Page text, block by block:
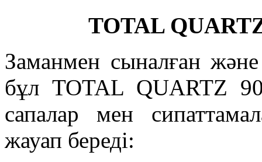
TOTAL
Заманмен сыналған
бұл TOTAL QUARTZ
сапалар мен
жауап береді: